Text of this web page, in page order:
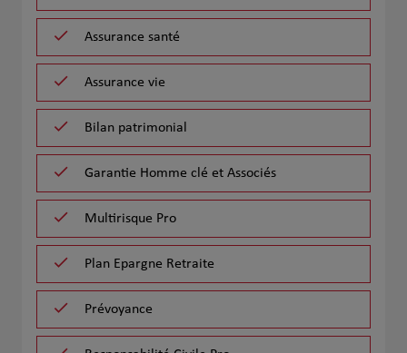
Assurance santé
Assurance vie
Bilan patrimonial
Garantie Homme clé et Associés
Multirisque Pro
Plan Epargne Retraite
Prévoyance